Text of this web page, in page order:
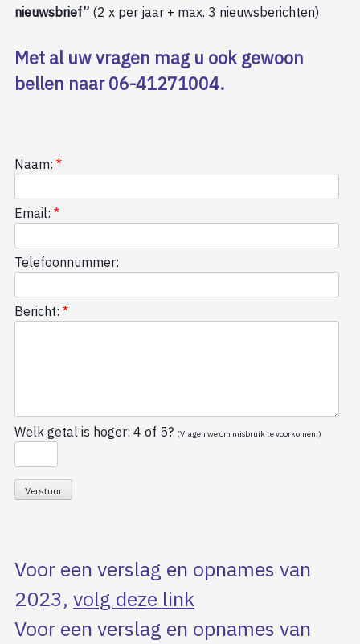
nieuwsbrief” (2 x per jaar + max. 3 nieuwsberichten)
Met al uw vragen mag u ook gewoon
bellen naar 06-41271004.
Naam: *
Email: *
Telefoonnummer:
Bericht: *
Welk getal is hoger: 4 of 5? (Vragen we om misbruik te voorkomen.)
Voor een verslag en opnames van
2023, volg deze link
Voor een verslag en opnames van